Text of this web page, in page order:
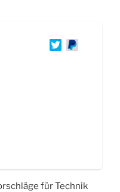
für Technik